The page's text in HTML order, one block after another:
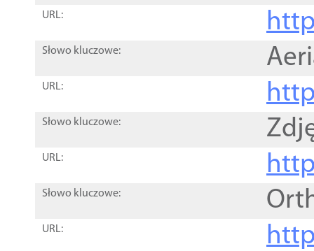
URL:
Słowo kluczowe:
URL:
Słowo kluczowe:
URL:
Słowo kluczowe:
URL: